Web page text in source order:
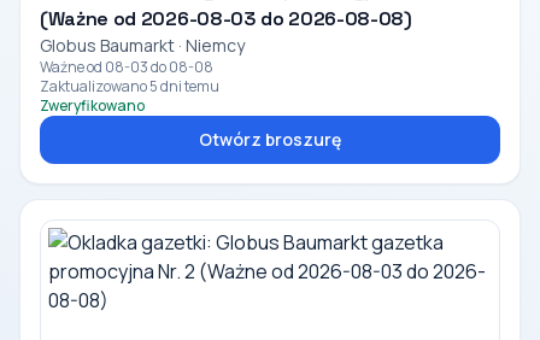
(Ważne od 2026-08-03 do 2026-08-08)
Globus Baumarkt · Niemcy
Ważne od 08-03 do 08-08
Zaktualizowano 5 dni temu
Zweryfikowano
Otwórz broszurę